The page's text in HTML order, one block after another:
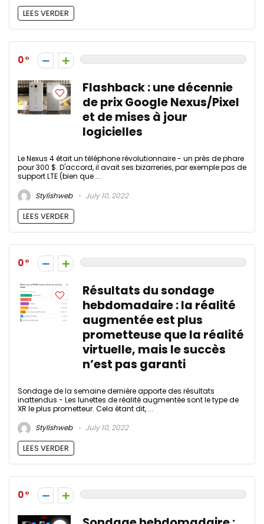
LEES VERDER
0
Flashback : une décennie
de prix Google Nexus/Pixel
et de mises à jour
logicielles
Le Nexus 4 était un téléphone révolutionnaire - un près de phare
pour 300 $. D'accord, il avait ses bizarreries, par exemple pas de
support LTE (bien que ...
Stylishweb
July 10, 2022
LEES VERDER
0
Résultats du sondage
hebdomadaire : la réalité
augmentée est plus
prometteuse que la réalité
virtuelle, mais le succès
n’est pas garanti
Sondage de la semaine dernière apporte des résultats
inattendus - Les lunettes de réalité augmentée sont le type de
XR le plus prometteur. Cela étant dit, ...
Stylishweb
July 10, 2022
LEES VERDER
0